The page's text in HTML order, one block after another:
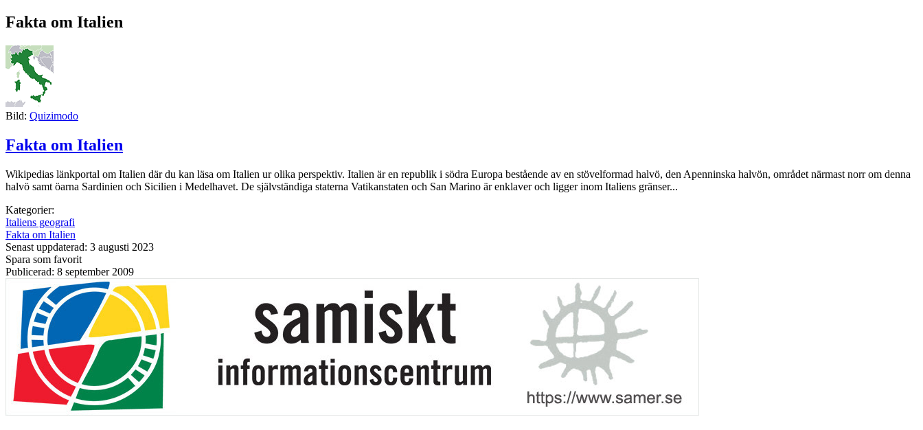
Fakta om Italien
Bild: Quizimodo
Fakta om Italien
Wikipedias länkportal om Italien där du kan läsa om Italien ur olika perspektiv. Italien är en republik i södra Europa bestående av en stövelformad halvö, den Apenninska halvön, området närmast norr om denna
halvö samt öarna Sardinien och Sicilien i Medelhavet. De självständiga staterna Vatikanstaten och San Marino är enklaver och ligger inom Italiens gränser...
Kategorier:
Italiens geografi
Fakta om Italien
Senast uppdaterad: 3 augusti 2023
Spara som favorit
Publicerad: 8 september 2009